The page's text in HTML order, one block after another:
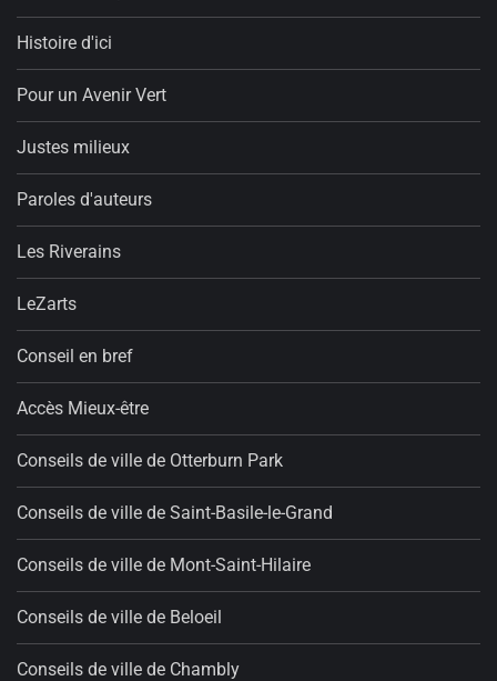
Histoire d'ici
Pour un Avenir Vert
Justes milieux
Paroles d'auteurs
Les Riverains
LeZarts
Conseil en bref
Accès Mieux-être
Conseils de ville de Otterburn Park
Conseils de ville de Saint-Basile-le-Grand
Conseils de ville de Mont-Saint-Hilaire
Conseils de ville de Beloeil
Conseils de ville de Chambly